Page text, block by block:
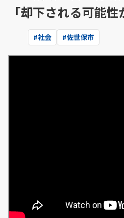
「却下される可能
#社会 #佐世保市